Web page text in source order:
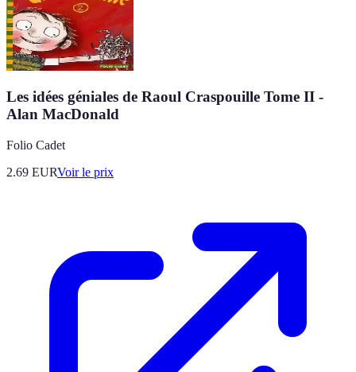
Les idées géniales de Raoul Craspouille Tome II -
Alan MacDonald
Folio Cadet
2.69 EURVoir le prix